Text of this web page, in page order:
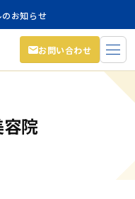
のお知らせ
お問い合わせ
院